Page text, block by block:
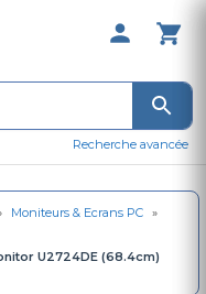
0 Produit
Recherche avancée
Moniteurs & Ecrans PC »
U2724DE (68.4cm)